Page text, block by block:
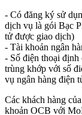
- Có đăng ký sử
dịch vụ là gói Bạc
tử được giao dịch)
- Tài khoản ngân
- Số điện thoại
trùng khớp với số
vụ ngân hàng điện
Các khách hàng
khoản OCB với